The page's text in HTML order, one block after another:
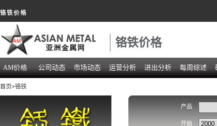
铬铁价格
铬铁价格
AM价格 公司动态 市场动态 运营分析 进出分析 每周综述
首页>铬铁
产品
开始